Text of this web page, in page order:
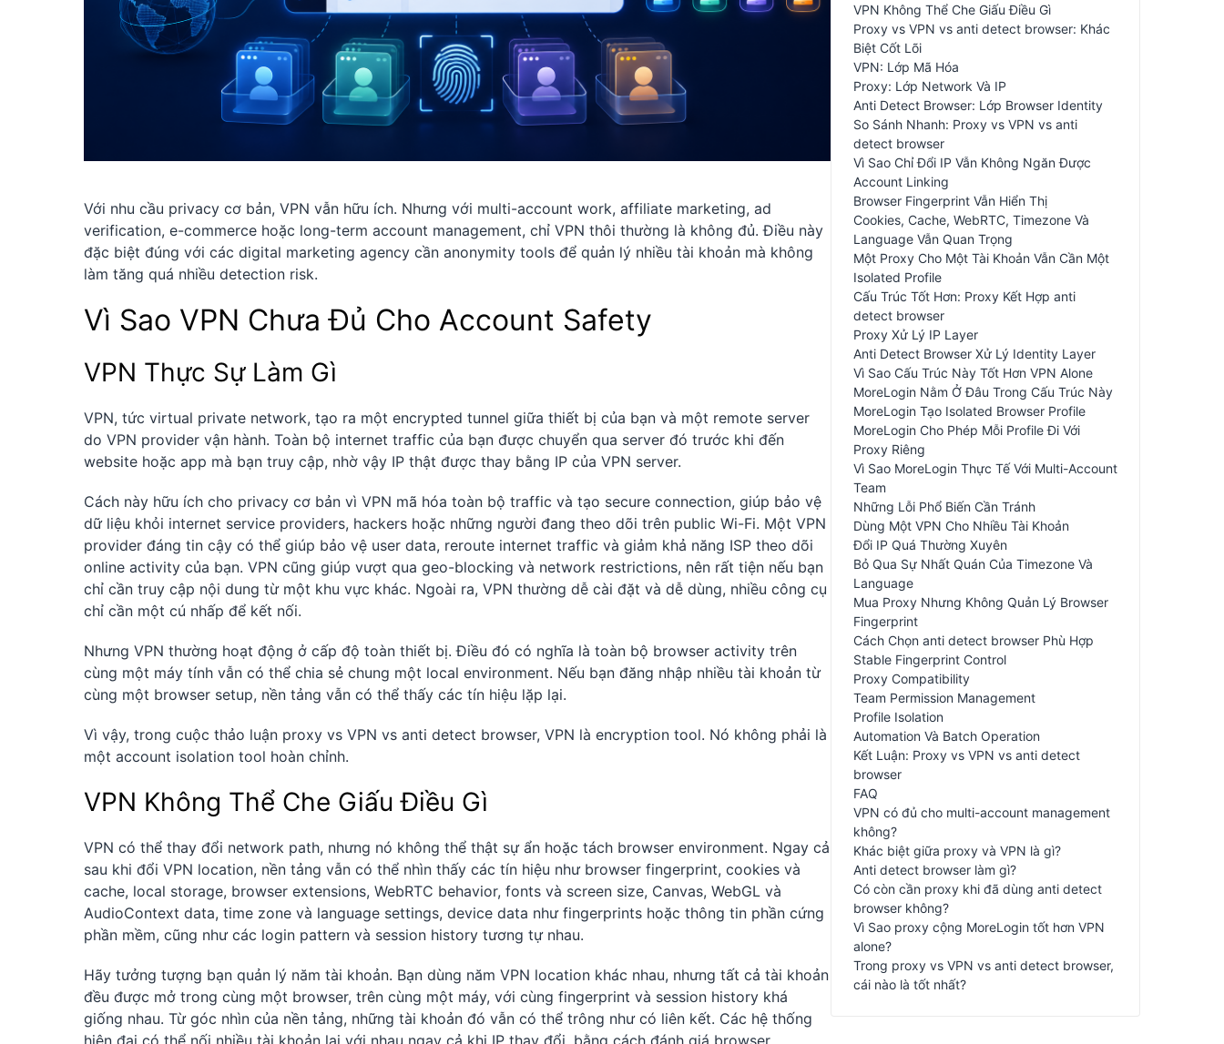
Với nhu cầu privacy cơ bản, VPN vẫn hữu ích. Nhưng với multi-account work, affiliate marketing, ad
verification, e-commerce hoặc long-term account management, chỉ VPN thôi thường là không đủ. Điều này
đặc biệt đúng với các digital marketing agency cần anonymity tools để quản lý nhiều tài khoản mà không
làm tăng quá nhiều detection risk.
Vì Sao VPN Chưa Đủ Cho Account Safety
VPN Thực Sự Làm Gì
VPN, tức virtual private network, tạo ra một encrypted tunnel giữa thiết bị của bạn và một remote server
do VPN provider vận hành. Toàn bộ internet traffic của bạn được chuyển qua server đó trước khi đến
website hoặc app mà bạn truy cập, nhờ vậy IP thật được thay bằng IP của VPN server.
Cách này hữu ích cho privacy cơ bản vì VPN mã hóa toàn bộ traffic và tạo secure connection, giúp bảo vệ
dữ liệu khỏi internet service providers, hackers hoặc những người đang theo dõi trên public Wi-Fi. Một VPN
provider đáng tin cậy có thể giúp bảo vệ user data, reroute internet traffic và giảm khả năng ISP theo dõi
online activity của bạn. VPN cũng giúp vượt qua geo-blocking và network restrictions, nên rất tiện nếu bạn
chỉ cần truy cập nội dung từ một khu vực khác. Ngoài ra, VPN thường dễ cài đặt và dễ dùng, nhiều công cụ
chỉ cần một cú nhấp để kết nối.
Nhưng VPN thường hoạt động ở cấp độ toàn thiết bị. Điều đó có nghĩa là toàn bộ browser activity trên
cùng một máy tính vẫn có thể chia sẻ chung một local environment. Nếu bạn đăng nhập nhiều tài khoản từ
cùng một browser setup, nền tảng vẫn có thể thấy các tín hiệu lặp lại.
Vì vậy, trong cuộc thảo luận proxy vs VPN vs anti detect browser, VPN là encryption tool. Nó không phải là
một account isolation tool hoàn chỉnh.
VPN Không Thể Che Giấu Điều Gì
VPN có thể thay đổi network path, nhưng nó không thể thật sự ẩn hoặc tách browser environment. Ngay cả
sau khi đổi VPN location, nền tảng vẫn có thể nhìn thấy các tín hiệu như browser fingerprint, cookies và
cache, local storage, browser extensions, WebRTC behavior, fonts và screen size, Canvas, WebGL và
AudioContext data, time zone và language settings, device data như fingerprints hoặc thông tin phần cứng
phần mềm, cũng như các login pattern và session history tương tự nhau.
Hãy tưởng tượng bạn quản lý năm tài khoản. Bạn dùng năm VPN location khác nhau, nhưng tất cả tài khoản
đều được mở trong cùng một browser, trên cùng một máy, với cùng fingerprint và session history khá
giống nhau. Từ góc nhìn của nền tảng, những tài khoản đó vẫn có thể trông như có liên kết. Các hệ thống
hiện đại có thể nối nhiều tài khoản lại với nhau ngay cả khi IP thay đổi, bằng cách đánh giá browser
VPN Không Thể Che Giấu Điều Gì
Proxy vs VPN vs anti detect browser: Khác
Biệt Cốt Lõi
VPN: Lớp Mã Hóa
Proxy: Lớp Network Và IP
Anti Detect Browser: Lớp Browser Identity
So Sánh Nhanh: Proxy vs VPN vs anti
detect browser
Vì Sao Chỉ Đổi IP Vẫn Không Ngăn Được
Account Linking
Browser Fingerprint Vẫn Hiển Thị
Cookies, Cache, WebRTC, Timezone Và
Language Vẫn Quan Trọng
Một Proxy Cho Một Tài Khoản Vẫn Cần Một
Isolated Profile
Cấu Trúc Tốt Hơn: Proxy Kết Hợp anti
detect browser
Proxy Xử Lý IP Layer
Anti Detect Browser Xử Lý Identity Layer
Vì Sao Cấu Trúc Này Tốt Hơn VPN Alone
MoreLogin Nằm Ở Đâu Trong Cấu Trúc Này
MoreLogin Tạo Isolated Browser Profile
MoreLogin Cho Phép Mỗi Profile Đi Với
Proxy Riêng
Vì Sao MoreLogin Thực Tế Với Multi-Account
Team
Những Lỗi Phổ Biến Cần Tránh
Dùng Một VPN Cho Nhiều Tài Khoản
Đổi IP Quá Thường Xuyên
Bỏ Qua Sự Nhất Quán Của Timezone Và
Language
Mua Proxy Nhưng Không Quản Lý Browser
Fingerprint
Cách Chọn anti detect browser Phù Hợp
Stable Fingerprint Control
Proxy Compatibility
Team Permission Management
Profile Isolation
Automation Và Batch Operation
Kết Luận: Proxy vs VPN vs anti detect
browser
FAQ
VPN có đủ cho multi-account management
không?
Khác biệt giữa proxy và VPN là gì?
Anti detect browser làm gì?
Có còn cần proxy khi đã dùng anti detect
browser không?
Vì Sao proxy cộng MoreLogin tốt hơn VPN
alone?
Trong proxy vs VPN vs anti detect browser,
cái nào là tốt nhất?